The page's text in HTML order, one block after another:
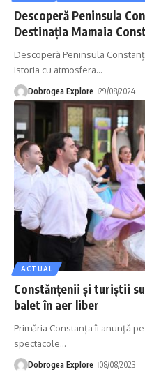
Descoperă Peninsula
Destinația Mamaia
Descoperă Peninsula
istoria cu atmosfera…
Dobrogea Explore 29/08/2024
ACTUAL
Constănţenii şi turiştii
balet în aer liber
Primăria Constanța îi anunţă
spectacole…
Dobrogea Explore 08/08/2023